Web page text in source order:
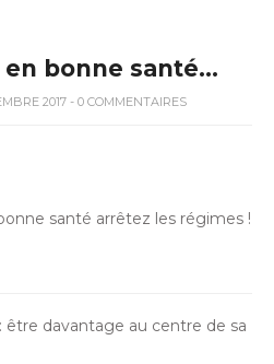
en bonne santé…
2017 - 0 COMMENTAIRES
santé arrêtez les régimes !
être davantage au centre de sa